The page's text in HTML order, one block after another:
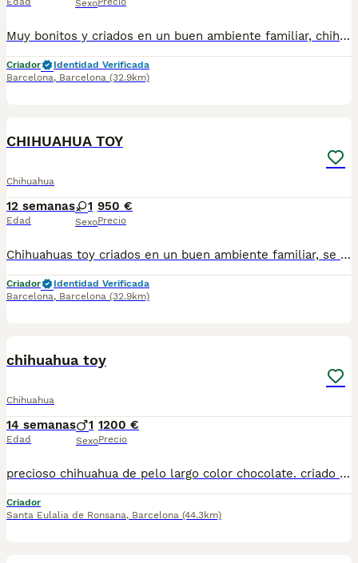
Sexo
Muy bonitos y criados en un buen ambiente familiar, chihuahuas toy se entregan vacunados desparasitados y cartilla sanitaria precio real,escríbenos al WhatsApp 617885222
Criador
Identidad Verificada
Barcelona, Barcelona (32.9km)
CHIHUAHUA TOY
Chihuahua
12 semanas
Edad
1
Sexo
950 €
Precio
Chihuahuas toy criados en un buen ambiente familiar, se entregan vacunados desparasitados cartilla sanitaria precio real,escríbenos al WhatsApp 61788522
Criador
Identidad Verificada
Barcelona, Barcelona (32.9km)
chihuahua toy
Chihuahua
14 semanas
Edad
1
Sexo
1200 €
Precio
precioso chihuahua de pelo largo color chocolate. criado en ambiente familiar, caràcter excepcional y buena morfologia,
Criador
Santa Eulalia de Ronsana, Barcelona (44.3km)